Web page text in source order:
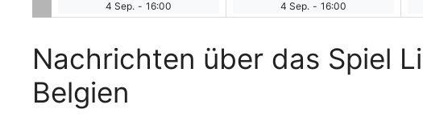
4 Sep. - 16:00 4 Sep. - 16:00
Nachrichten über das Spiel
Belgien